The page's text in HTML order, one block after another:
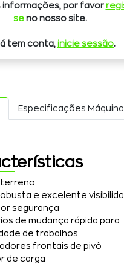
informações, por favor
se no nosso site.
tem conta, inicie sessão.
Especificações
e excelente
segurança
de mudança rápida para
de trabalhos
frontais de pivô
de carga